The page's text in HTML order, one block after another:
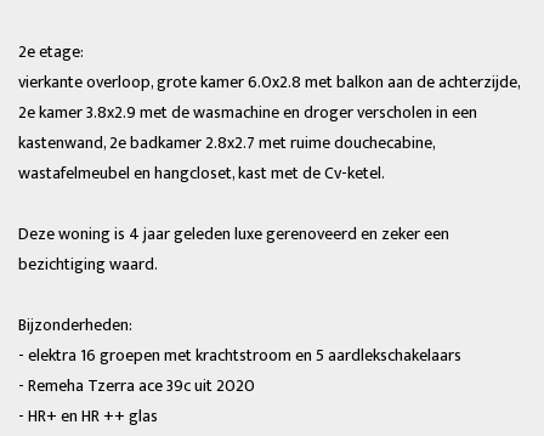
2e etage:
vierkante overloop, grote kamer 6.0x2.8 met balkon aan de achterzijde,
2e kamer 3.8x2.9 met de wasmachine en droger verscholen in een
kastenwand, 2e badkamer 2.8x2.7 met ruime douchecabine,
wastafelmeubel en hangcloset, kast met de Cv-ketel.
Deze woning is 4 jaar geleden luxe gerenoveerd en zeker een
bezichtiging waard.
Bijzonderheden:
- elektra 16 groepen met krachtstroom en 5 aardlekschakelaars
- Remeha Tzerra ace 39c uit 2020
- HR+ en HR ++ glas